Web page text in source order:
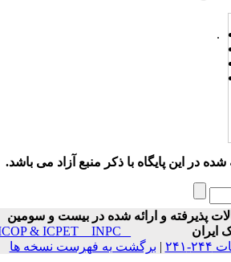
.
در این پایگاه با ذکر منبع آزاد می باشد.
پذیرفته و ارائه شده در بیست و سومین
ایران
ICOP & ICPET _ INPC _
|برگشت به فهرست نسخه ها